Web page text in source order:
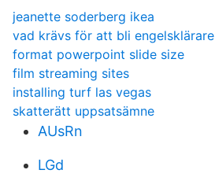
jeanette soderberg ikea
vad krävs för att bli engelsklärare
format powerpoint slide size
film streaming sites
installing turf las vegas
skatterätt uppsatsämne
AUsRn
LGd